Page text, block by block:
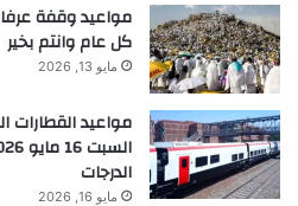
مواعيد وقفة
كل عام وانتم بخير
مايو 13, 2026
مواعيد القطارات
الدرجات
مايو 16, 2026